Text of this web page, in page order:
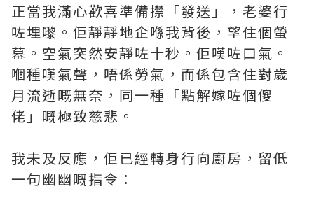
正當我滿心歡喜準備㩒「發送」，老婆行
咗埋嚟。佢靜靜地企喺我背後，望住個螢
幕。空氣突然安靜咗十秒。佢嘆咗口氣。
嗰種嘆氣聲，唔係勞氣，而係包含住對歲
月流逝嘅無奈，同一種「點解嫁咗個傻
佬」嘅極致慈悲。
我未及反應，佢已經轉身行向廚房，留低
一句幽幽嘅指令：